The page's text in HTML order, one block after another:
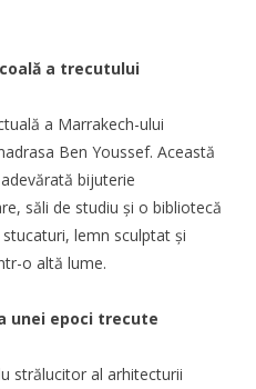
a trecutului
a Marrakech-ului
Ben Youssef. Această
bijuterie
săli de studiu și o bibliotecă
lemn sculptat și
o altă lume.
unei epoci trecute
strălucitor al arhitecturii